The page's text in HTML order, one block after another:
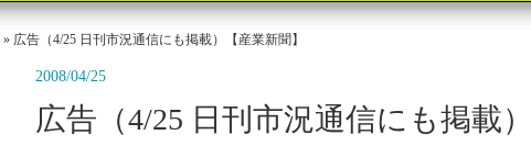
» 広告（4/25 日刊市況通信にも掲載）【産業新聞】
2008/04/25
広告（4/25 日刊市況通信にも掲載